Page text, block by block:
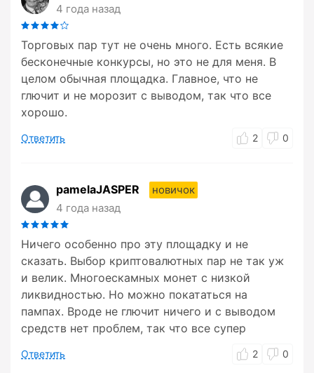
4 года назад
Торговых пар тут не очень много. Есть всякие
бесконечные конкурсы, но это не для меня. В
целом обычная площадка. Главное, что не
глючит и не морозит с выводом, так что все
хорошо.
Ответить 2 0
pamelaJASPER
новичок
4 года назад
Ничего особенно про эту площадку и не
сказать. Выбор криптовалютных пар не так уж
и велик. Многоескамных монет с низкой
ликвидностью. Но можно покататься на
пампах. Вроде не глючит ничего и с выводом
средств нет проблем, так что все супер
Ответить 2 0